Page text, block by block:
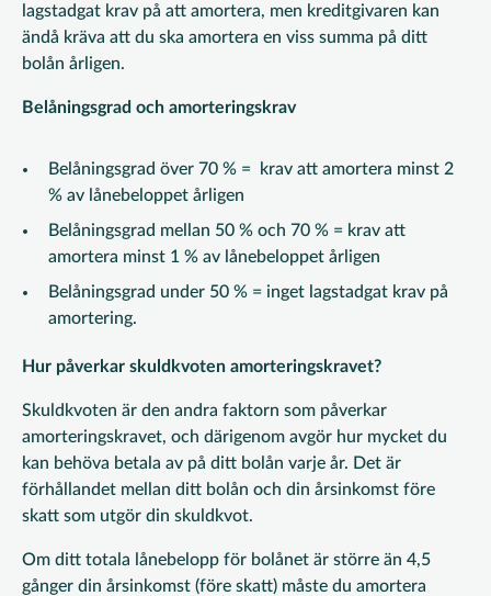
lagstadgat krav på att amortera, men kreditgivaren kan
ändå kräva att du ska amortera en viss summa på ditt
bolån årligen.
Belåningsgrad och amorteringskrav
Belåningsgrad över 70 % = krav att amortera minst 2
% av lånebeloppet årligen
Belåningsgrad mellan 50 % och 70 % = krav att
amortera minst 1 % av lånebeloppet årligen
Belåningsgrad under 50 % = inget lagstadgat krav på
amortering.
Hur påverkar skuldkvoten amorteringskravet?
Skuldkvoten är den andra faktorn som påverkar
amorteringskravet, och därigenom avgör hur mycket du
kan behöva betala av på ditt bolån varje år. Det är
förhållandet mellan ditt bolån och din årsinkomst före
skatt som utgör din skuldkvot.
Om ditt totala lånebelopp för bolånet är större än 4,5
gånger din årsinkomst (före skatt) måste du amortera